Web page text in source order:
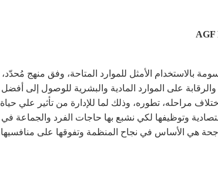
بالاستخدام الأمثل للموارد المتاحة، وفق منهج
على الموارد المادية والبشرية للوصول إلى
مراحله، تطوره، وذلك لما للإدارة من تأثير علي حياة
وتوظيفها لكي نشبع بها حاجات الفرد والجماعة
هي الأساس في نجاح المنظمة وتفوقها على